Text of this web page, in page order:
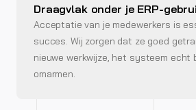
Draagvlak onder je ERP-
Acceptatie van je medewerkers is
succes. Wij zorgen dat ze goed
nieuwe werkwijze, het systeem echt
omarmen.